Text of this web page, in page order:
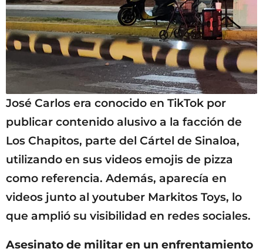
José Carlos era conocido en TikTok por
publicar contenido alusivo a la facción de
Los Chapitos, parte del Cártel de Sinaloa,
utilizando en sus videos emojis de pizza
como referencia. Además, aparecía en
videos junto al youtuber Markitos Toys, lo
que amplió su visibilidad en redes sociales.
Asesinato de militar en un enfrentamiento